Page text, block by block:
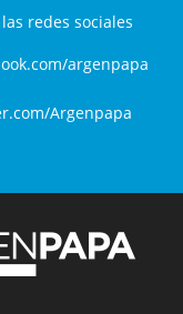
redes sociales
argenpapa
Argenpapa